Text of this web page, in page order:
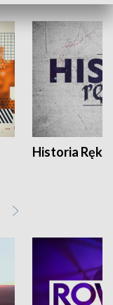
Historia Ręką